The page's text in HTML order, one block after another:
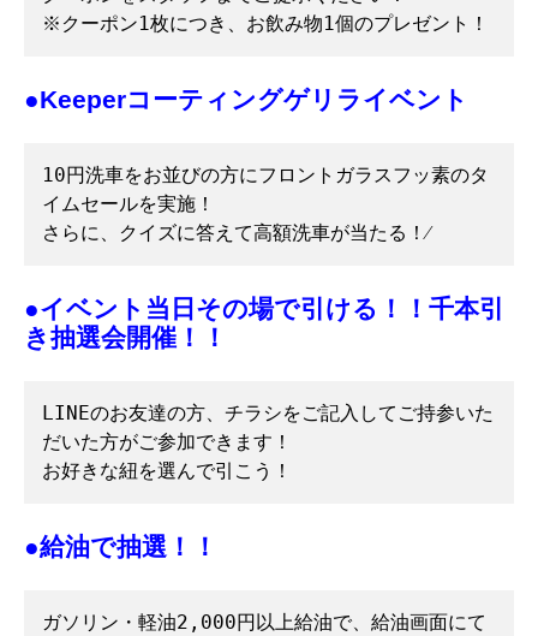
※クーポン1枚につき、お飲み物1個のプレゼント！
●Keeperコーティングゲリライベント
10円洗車をお並びの方にフロントガラスフッ素のタ
イムセールを実施！
さらに、クイズに答えて高額洗車が当たる！⁄
●イベント当日その場で引ける！！千本引
き抽選会開催！！
LINEのお友達の方、チラシをご記入してご持参いた
だいた方がご参加できます！
お好きな紐を選んで引こう！
●給油で抽選！！
ガソリン・軽油2,000円以上給油で、給油画面にて